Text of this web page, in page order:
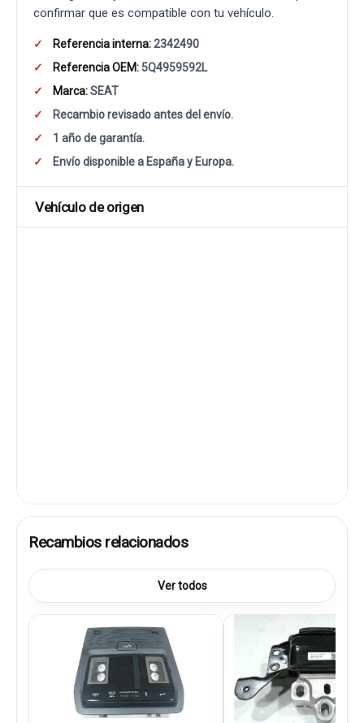
confirmar que es compatible con tu vehículo.
Referencia interna:2342490
Referencia OEM: 5Q4959592L
Marca:SEAT
Recambio revisado antes del envío.
1 año de garantía.
Envío disponible a España y Europa.
Vehículo de origen
Recambios relacionados
Ver todos